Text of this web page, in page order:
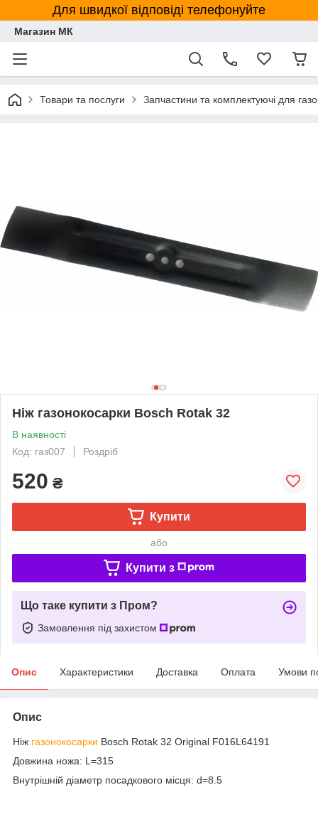
Для швидкої відповіді телефонуйте
Магазин МК
Товари та послуги Запчастини та комплектуючі для
Ніж газонокосарки Bosch Rotak 32
В наявності
Код: газ007
Роздріб
520 ₴
Купити
або
Купити з
Що таке купити з Пром?
Замовлення під захистом
Опис Характеристики Доставка Оплата Умови
Опис
Ніж газонокосарки Bosch Rotak 32 Original F016L64191
Довжина ножа: L=315
Внутрішній діаметр посадкового місця: d=8.5